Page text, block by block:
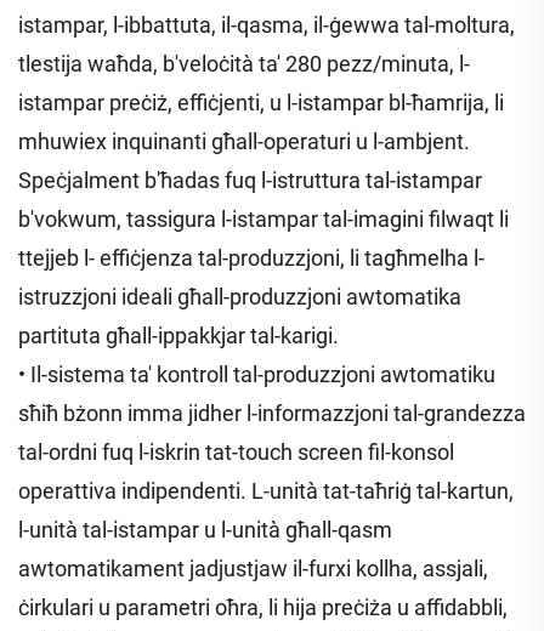
istampar, l-ibbattuta, il-qasma, il-ġewwa tal-moltura,
tlestija waħda, b'veloċità ta' 280 pezz/minuta, l-
istampar preċiż, effiċjenti, u l-istampar bl-ħamrija, li
mhuwiex inquinanti għall-operaturi u l-ambjent.
Speċjalment b'ħadas fuq l-istruttura tal-istampar
b'vokwum, tassigura l-istampar tal-imagini filwaqt li
ttejjeb l- effiċjenza tal-produzzjoni, li tagħmelha l-
istruzzjoni ideali għall-produzzjoni awtomatika
partituta għall-ippakkjar tal-karigi.
• Il-sistema ta' kontroll tal-produzzjoni awtomatiku
sħiħ bżonn imma jidher l-informazzjoni tal-grandezza
tal-ordni fuq l-iskrin tat-touch screen fil-konsol
operattiva indipendenti. L-unità tat-taħriġ tal-kartun,
l-unità tal-istampar u l-unità għall-qasm
awtomatikament jadjustjaw il-furxi kollha, assjali,
ċirkulari u parametri oħra, li hija preċiża u affidabbli,